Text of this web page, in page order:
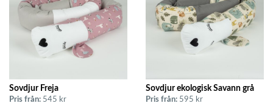
Sovdjur Freja
Pris från: 545 kr
Sovdjur ekologisk Savann grå
Pris från: 595 kr